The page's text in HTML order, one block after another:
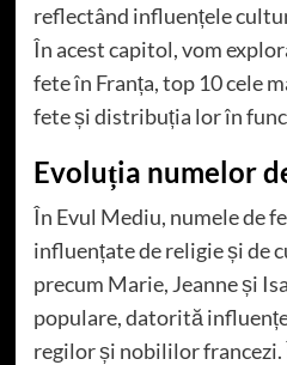
reflectând influențele
În acest capitol, vom
fete în Franța, top 10 cele
fete și distribuția lor în
Evoluția numelor
În Evul Mediu, numele de
influențate de religie și de
precum Marie, Jeanne și
populare, datorită
regilor și nobililor